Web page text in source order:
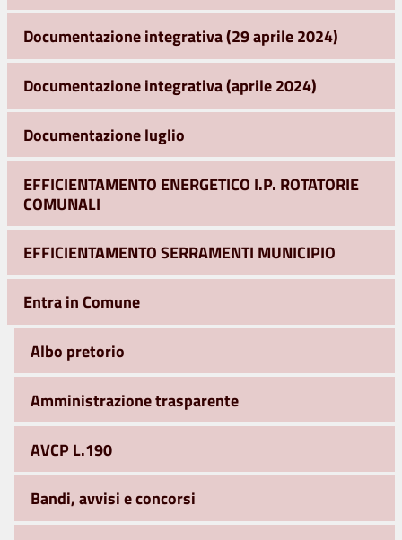
Documentazione integrativa (29 aprile 2024)
Documentazione integrativa (aprile 2024)
Documentazione luglio
EFFICIENTAMENTO ENERGETICO I.P. ROTATORIE
COMUNALI
EFFICIENTAMENTO SERRAMENTI MUNICIPIO
Entra in Comune
Albo pretorio
Amministrazione trasparente
AVCP L.190
Bandi, avvisi e concorsi